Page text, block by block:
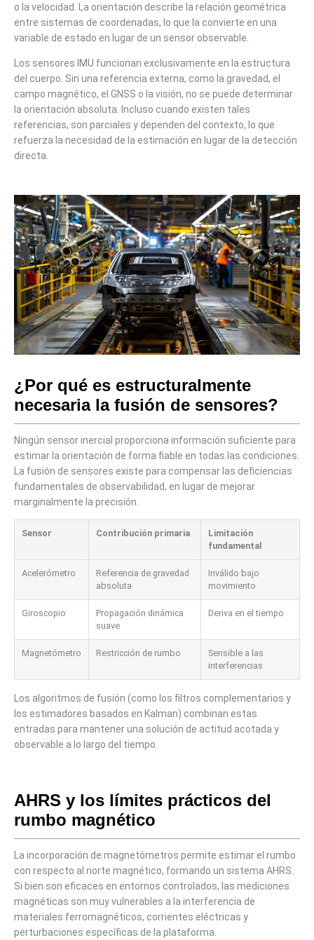
o la velocidad. La orientación describe la relación geométrica
entre sistemas de coordenadas, lo que la convierte en una
variable de estado en lugar de un sensor observable.
Los sensores IMU funcionan exclusivamente en la estructura
del cuerpo. Sin una referencia externa, como la gravedad, el
campo magnético, el GNSS o la visión, no se puede determinar
la orientación absoluta. Incluso cuando existen tales
referencias, son parciales y dependen del contexto, lo que
refuerza la necesidad de la estimación en lugar de la detección
directa.
¿Por qué es estructuralmente
necesaria la fusión de sensores?
Ningún sensor inercial proporciona información suficiente para
estimar la orientación de forma fiable en todas las condiciones.
La fusión de sensores existe para compensar las deficiencias
fundamentales de observabilidad, en lugar de mejorar
marginalmente la precisión.
Sensor Contribución primaria
Limitación
fundamental
Acelerómetro
Referencia de gravedad
absoluta
Inválido bajo
movimiento
Giroscopio
Propagación dinámica
suave
Deriva en el tiempo
Magnetómetro Restricción de rumbo
Sensible a las
interferencias
Los algoritmos de fusión (como los filtros complementarios y
los estimadores basados ​​en Kalman) combinan estas
entradas para mantener una solución de actitud acotada y
observable a lo largo del tiempo.
AHRS y los límites prácticos del
rumbo magnético
La incorporación de magnetómetros permite estimar el rumbo
con respecto al norte magnético, formando un sistema AHRS.
Si bien son eficaces en entornos controlados, las mediciones
magnéticas son muy vulnerables a la interferencia de
materiales ferromagnéticos, corrientes eléctricas y
perturbaciones específicas de la plataforma.